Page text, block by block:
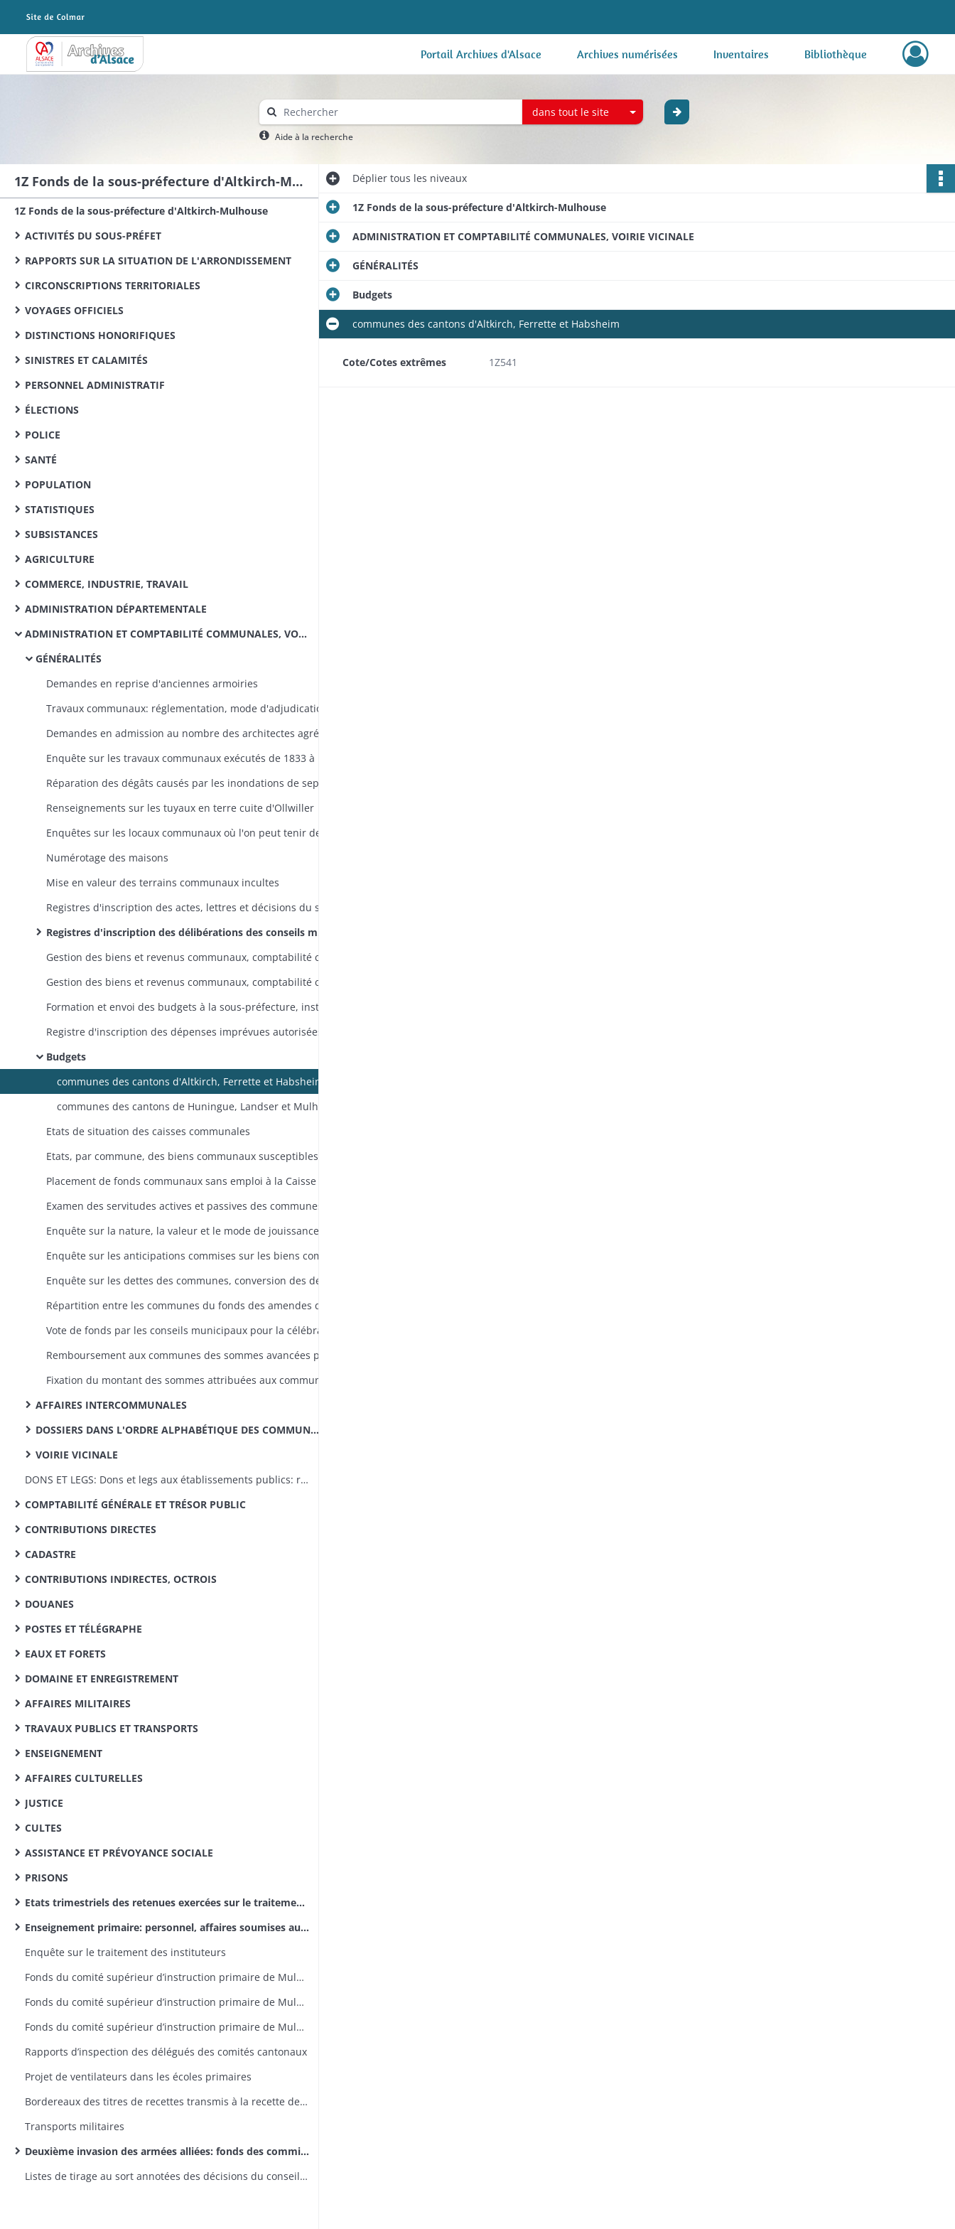
Archives Alsace - Colmar Portail Archives d'Alsace Archives numérisées Inventaires Bibliothèque
dans tout le site
Aide à la recherche
1Z Fonds de la sous-préfecture d'Altkirch-Mulhouse
1Z Fonds de la sous-préfecture d'Altkirch-Mulhouse
ACTIVITÉS DU SOUS-PRÉFET
RAPPORTS SUR LA SITUATION DE L'ARRONDISSEMENT
CIRCONSCRIPTIONS TERRITORIALES
VOYAGES OFFICIELS
DISTINCTIONS HONORIFIQUES
SINISTRES ET CALAMITÉS
PERSONNEL ADMINISTRATIF
ÉLECTIONS
POLICE
SANTÉ
POPULATION
STATISTIQUES
SUBSISTANCES
AGRICULTURE
COMMERCE, INDUSTRIE, TRAVAIL
ADMINISTRATION DÉPARTEMENTALE
ADMINISTRATION ET COMPTABILITÉ COMMUNALES, VOIRIE VICINALE
GÉNÉRALITÉS
Demandes en reprise d'anciennes armoiries
Renseignements sur les tuyaux en terre cuite d'Ollwiller
Numérotage des maisons
Mise en valeur des terrains communaux incultes
Registres d'inscription des délibérations des conseils municipaux et pièces comptables arrivées à la sous-préfecture
Budgets
communes des cantons d'Altkirch, Ferrette et Habsheim
communes des cantons de Huningue, Landser et Mulhouse
Etats de situation des caisses communales
AFFAIRES INTERCOMMUNALES
DOSSIERS DANS L'ORDRE ALPHABÉTIQUE DES COMMUNES
VOIRIE VICINALE
DONS ET LEGS: Dons et legs aux établissements publics: réglementation, statistiques
COMPTABILITÉ GÉNÉRALE ET TRÉSOR PUBLIC
CONTRIBUTIONS DIRECTES
CADASTRE
CONTRIBUTIONS INDIRECTES, OCTROIS
DOUANES
POSTES ET TÉLÉGRAPHE
EAUX ET FORETS
DOMAINE ET ENREGISTREMENT
AFFAIRES MILITAIRES
TRAVAUX PUBLICS ET TRANSPORTS
ENSEIGNEMENT
AFFAIRES CULTURELLES
JUSTICE
CULTES
ASSISTANCE ET PRÉVOYANCE SOCIALE
PRISONS
Etats trimestriels des retenues exercées sur le traitement des instituteurs pour le service des pensions civiles
Enseignement primaire: personnel, affaires soumises aux comités supérieurs de l’arrondissement d’Altkirch (dossiers par canton)
Enquête sur le traitement des instituteurs
Fonds du comité supérieur d’instruction primaire de Mulhouse: rapports d’inspection des délégués, lettres de provenance diverse
Fonds du comité supérieur d’instruction primaire de Mulhouse: correspondance émanant du recteur
Fonds du comité supérieur d’instruction primaire de Mulhouse: lettres émanant des préfets et sous-préfets
Rapports d’inspection des délégués des comités cantonaux
Projet de ventilateurs dans les écoles primaires
Bordereaux des titres de recettes transmis à la recette des finances d’Altkirch par la sous-préfecture
Transports militaires
Deuxième invasion des armées alliées: fonds des commissions cantonales
Listes de tirage au sort annotées des décisions du conseil de révision (classe 1870)
Dépliertous les niveaux
1Z Fonds de la sous-préfecture d'Altkirch-Mulhouse
ADMINISTRATION ET COMPTABILITÉ COMMUNALES, VOIRIE VICINALE
GÉNÉRALITÉS
Budgets
communes des cantons d'Altkirch, Ferrette et Habsheim
Cote/Cotes extrêmes 1Z541